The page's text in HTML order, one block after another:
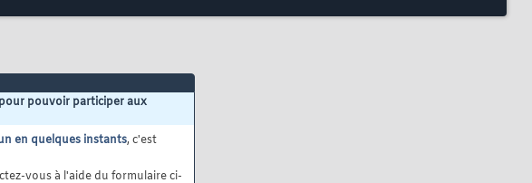
pouvoir participer aux
en quelques instants, c'est
vous à l'aide du formulaire ci-